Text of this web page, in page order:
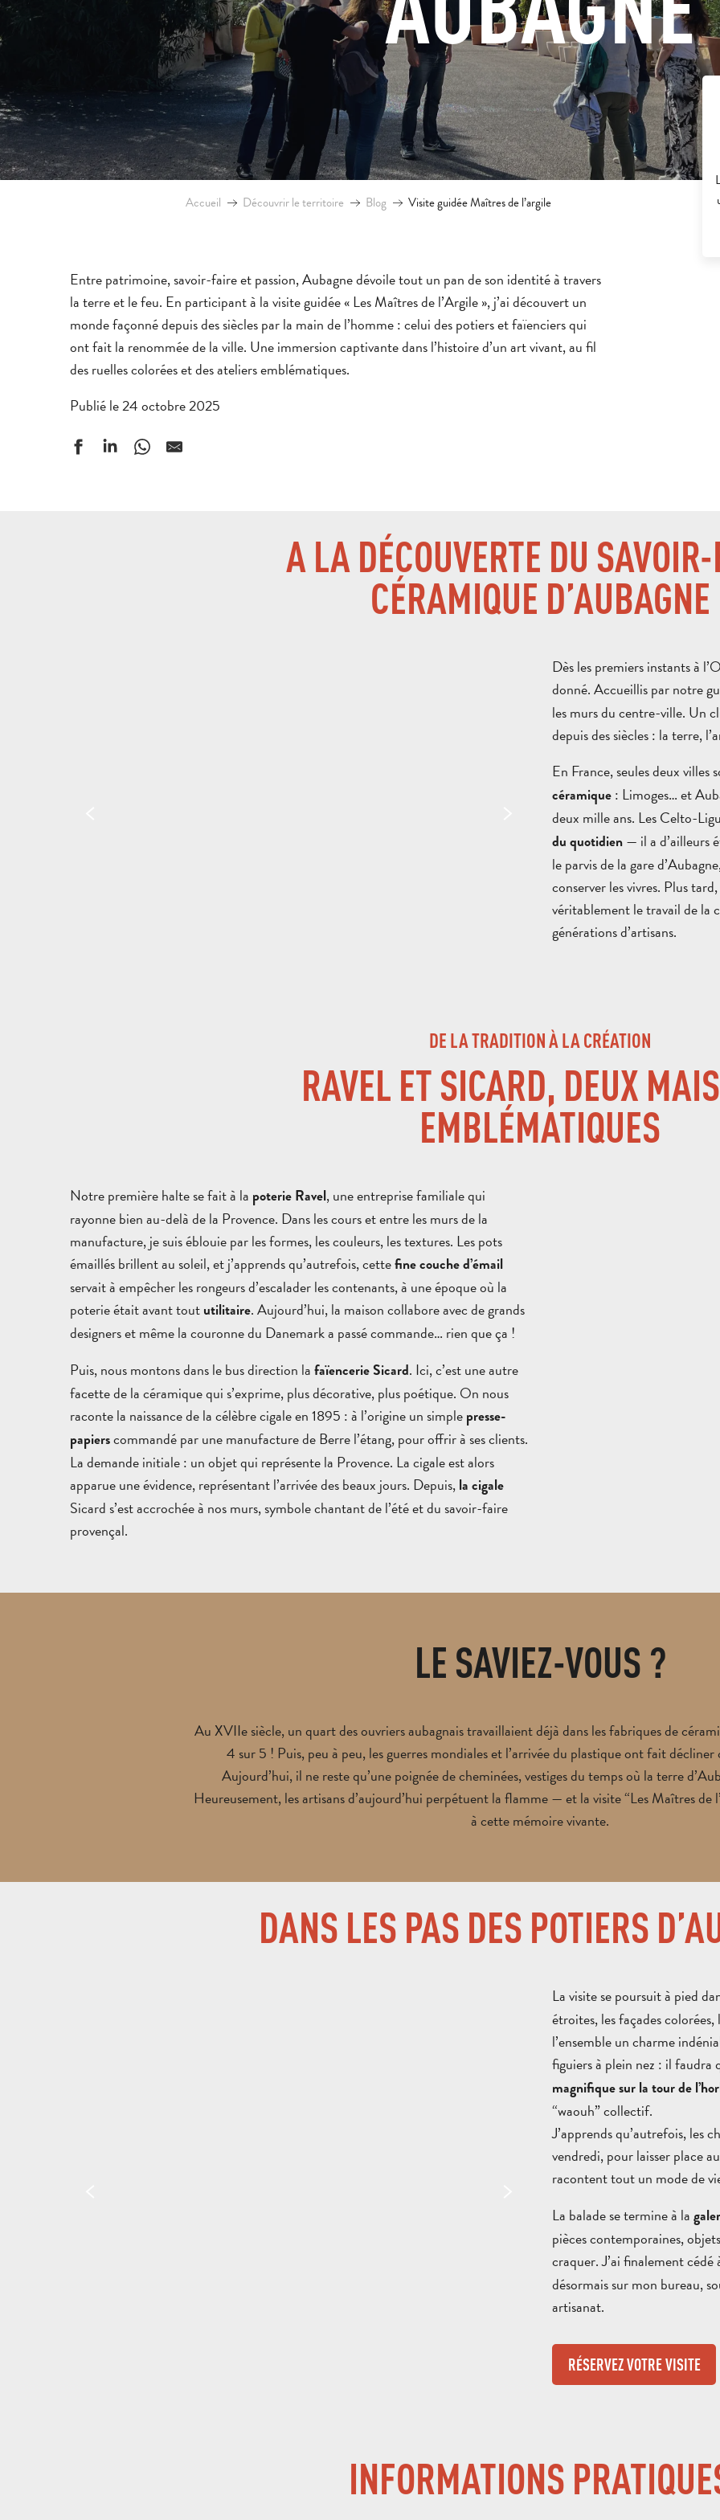
Accueil Découvrir le territoire Blog Visite guidée Maîtres de l’argile
Entre patrimoine, savoir-faire et passion, Aubagne dévoile tout un pan de son identité à travers
la terre et le feu. En participant à la visite guidée « Les Maîtres de l’Argile », j’ai découvert un
monde façonné depuis des siècles par la main de l’homme : celui des potiers et faïenciers qui
ont fait la renommée de la ville. Une immersion captivante dans l’histoire d’un art vivant, au fil
des ruelles colorées et des ateliers emblématiques.
Publié le 24 octobre 2025
A LA DÉCOUVERTE DU
CÉRAMIQUE D’AUBAGNE
Dès les premiers instants à
donné. Accueillis par notre
les murs du centre-ville. Un
depuis des siècles : la terre,
En France, seules deux villes
céramique : Limoges… et
deux mille ans. Les Celto-
du quotidien — il a d’ailleurs
le parvis de la gare
conserver les vivres. Plus
véritablement le travail de la
générations d’artisans.
DE LA TRADITION À LA CRÉATION
RAVEL ET SICARD, DEUX
EMBLÉMATIQUES
Notre première halte se fait à la poterie Ravel, une entreprise familiale qui
rayonne bien au-delà de la Provence. Dans les cours et entre les murs de la
manufacture, je suis éblouie par les formes, les couleurs, les textures. Les pots
émaillés brillent au soleil, et j’apprends qu’autrefois, cettefine couche d’émail
servait à empêcher les rongeurs d’escalader les contenants, à une époque où la
poterie était avant tout utilitaire. Aujourd’hui, la maison collabore avec de grands
designers et même la couronne du Danemark a passé commande… rien que ça !
Puis, nous montons dans le bus direction la faïencerie Sicard. Ici, c’est une autre
facette de la céramique qui s’exprime, plus décorative, plus poétique. On nous
raconte la naissance de la célèbre cigale en 1895 : à l’origine un simple presse-
papierscommandé par une manufacture de Berre l’étang, pour offrir à ses clients.
La demande initiale : un objet qui représente la Provence. La cigale est alors
apparue une évidence, représentant l’arrivée des beaux jours. Depuis, la cigale
Sicard s’est accrochée à nos murs, symbole chantant de l’été et du savoir-faire
provençal.
LE SAVIEZ-VOUS ?
Au XVIIe siècle, un quart des ouvriers aubagnais travaillaient déjà dans les fabriques de
4 sur 5 ! Puis, peu à peu, les guerres mondiales et l’arrivée du plastique ont fait
Aujourd’hui, il ne reste qu’une poignée de cheminées, vestiges du temps où la terre
Heureusement, les artisans d’aujourd’hui perpétuent la flamme — et la visite “Les Maîtres de
à cette mémoire vivante.
DANS LES PAS DES POTIERS
La visite se poursuit à pied
étroites, les façades
l’ensemble un charme
figuiers à plein nez : il faudra
magnifique sur la tour de
“waouh” collectif.
J’apprends qu’autrefois, les
vendredi, pour laisser place
racontent tout un mode de
La balade se termine à la
pièces contemporaines,
craquer. J’ai finalement
désormais sur mon bureau,
artisanat.
RÉSERVEZ VOTRE VISITE
INFORMATIONS